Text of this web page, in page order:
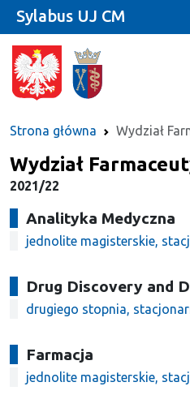
Strona główna
Wydział
Sylabus UJ CM
Wydział
2021/22
Analityka Medyczna
jednolite magisterskie,
Drug Discovery and
drugiego stopnia,
Farmacja
jednolite magisterskie,